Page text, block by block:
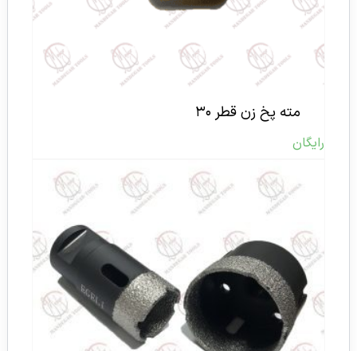
مته پخ زن قطر ۳۰
رایگان